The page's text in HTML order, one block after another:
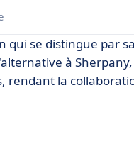
se distingue par
à
rendant la